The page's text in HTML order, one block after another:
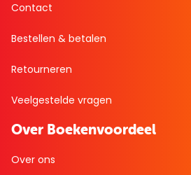
Contact
Bestellen & betalen
Retourneren
Veelgestelde vragen
Over Boekenvoordeel
Over ons